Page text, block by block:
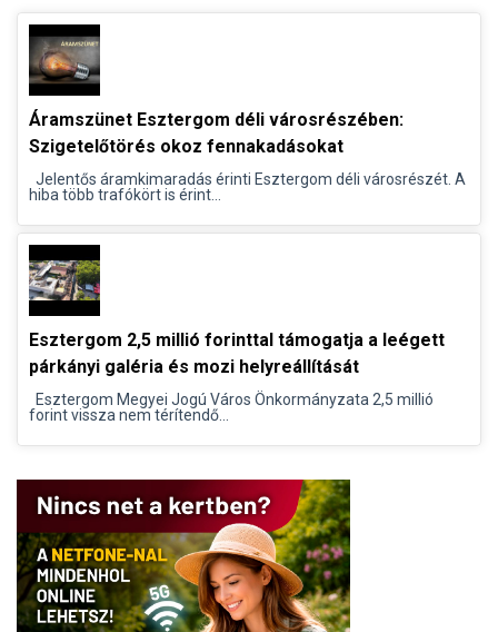
Áramszünet Esztergom déli városrészében:
Szigetelőtörés okoz fennakadásokat
Jelentős áramkimaradás érinti Esztergom déli városrészét. A
hiba több trafókört is érint...
Esztergom 2,5 millió forinttal támogatja a leégett
párkányi galéria és mozi helyreállítását
Esztergom Megyei Jogú Város Önkormányzata 2,5 millió
forint vissza nem térítendő...